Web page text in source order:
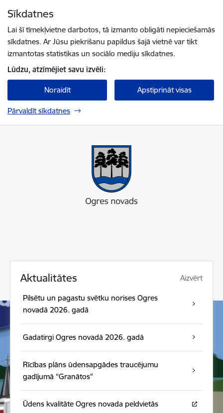
Sīkdatnes
Lai šī tīmekļvietne darbotos, tā izmanto obligāti nepieciešamās
sīkdatnes. Ar Jūsu piekrišanu papildus šajā vietnē var tikt
izmantotas statistikas un sociālo mediju sīkdatnes.
Lūdzu, atzīmējiet savu izvēli:
Noraidīt Apstiprināt visas
Pārvaldīt sīkdatnes
Aktualitātes Aizvērt
Pilsētu un pagastu svētku norises Ogres
novadā 2026. gadā
Gadatirgi Ogres novadā 2026. gadā
Rīcības plāns ūdensapgādes traucējumu
gadījumā “Granātos"
Ūdens kvalitāte Ogres novada peldvietās